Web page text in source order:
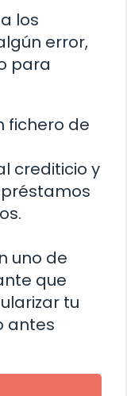
los
error,
para
fichero de
crediticio y
uno de
que
tu
antes